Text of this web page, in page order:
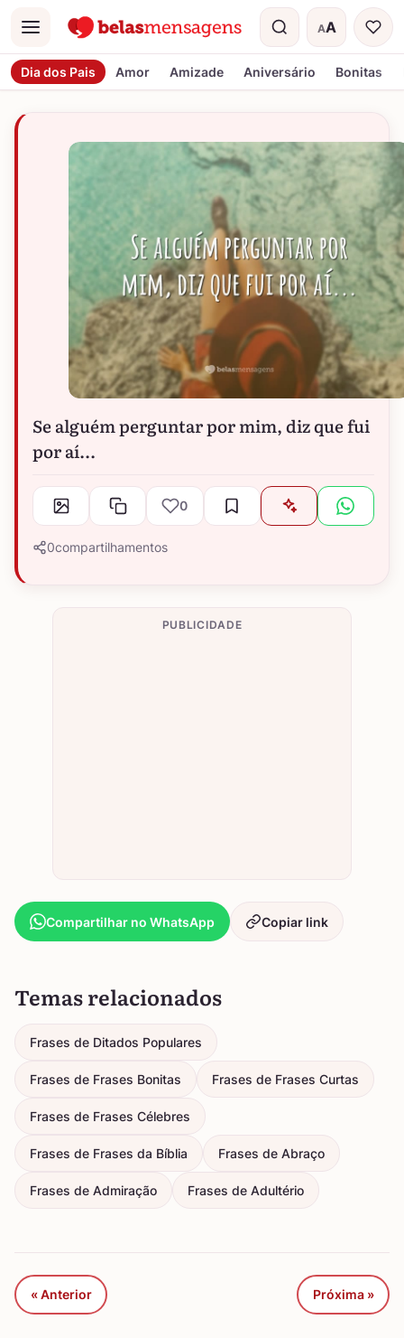
Menu AA
Tamanho do
Dia dos Pais Amor Amizade Aniversário Bonitas
Se alguém perguntar por mim, diz que fui
por aí...
0
0compartilhamentos
PUBLICIDADE
Compartilhar no WhatsApp Copiar link
Temas relacionados
Frases de Ditados Populares
Frases de Frases Bonitas Frases de Frases Curtas
Frases de Frases Célebres
Frases de Frases da Bíblia Frases de Abraço
Frases de Admiração Frases de Adultério
« Anterior Próxima »